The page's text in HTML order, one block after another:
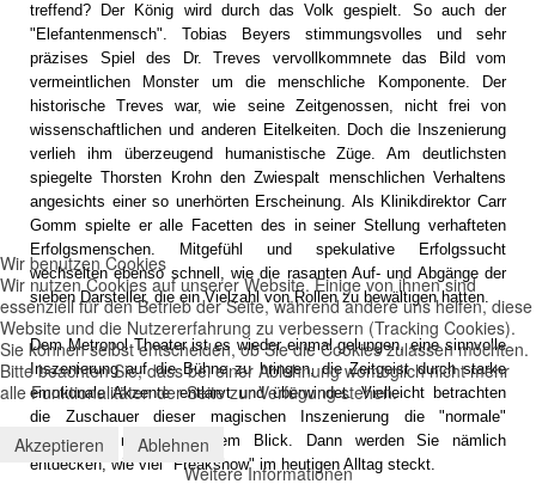
treffend? Der König wird durch das Volk gespielt. So auch der
"Elefantenmensch". Tobias Beyers stimmungsvolles und sehr
präzises Spiel des Dr. Treves vervollkommnete das Bild vom
vermeintlichen Monster um die menschliche Komponente. Der
historische Treves war, wie seine Zeitgenossen, nicht frei von
wissenschaftlichen und anderen Eitelkeiten. Doch die Inszenierung
verlieh ihm überzeugend humanistische Züge. Am deutlichsten
spiegelte Thorsten Krohn den Zwiespalt menschlichen Verhaltens
angesichts einer so unerhörten Erscheinung. Als Klinikdirektor Carr
Gomm spielte er alle Facetten des in seiner Stellung verhafteten
Erfolgsmenschen. Mitgefühl und spekulative Erfolgssucht
wechselten ebenso schnell, wie die rasanten Auf- und Abgänge der
sieben Darsteller, die ein Vielzahl von Rollen zu bewältigen hatten.
Dem Metropol Theater ist es wieder einmal gelungen, eine sinnvolle
Inszenierung auf die Bühne zu bringen, die Zeitgeist durch starke
emotionale Akzente entlarvt und überwindet. Vielleicht betrachten
die Zuschauer dieser magischen Inszenierung die "normale"
Medienwelt mit geschärftem Blick. Dann werden Sie nämlich
entdecken, wie viel "Freakshow" im heutigen Alltag steckt.
Wir benutzen Cookies
Wir nutzen Cookies auf unserer Website. Einige von ihnen sind
essenziell für den Betrieb der Seite, während andere uns helfen, diese
Website und die Nutzererfahrung zu verbessern (Tracking Cookies).
Sie können selbst entscheiden, ob Sie die Cookies zulassen möchten.
Bitte beachten Sie, dass bei einer Ablehnung womöglich nicht mehr
alle Funktionalitäten der Seite zur Verfügung stehen.
Akzeptieren
Ablehnen
Weitere Informationen